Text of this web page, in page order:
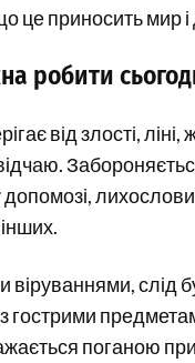
це приносить мир і
робити
від злості, ліні,
віруваннями, слід
гострими
поганою